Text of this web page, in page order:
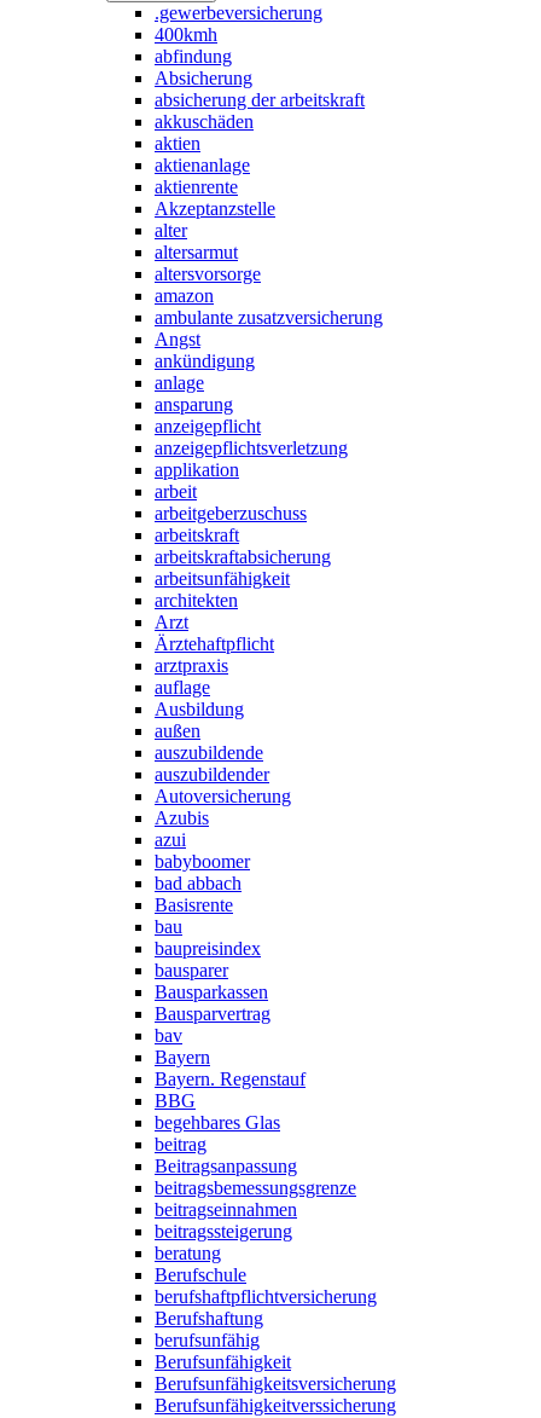
.gewerbeversicherung
400kmh
abfindung
Absicherung
absicherung der arbeitskraft
akkuschäden
aktien
aktienanlage
aktienrente
Akzeptanzstelle
alter
altersarmut
altersvorsorge
amazon
ambulante zusatzversicherung
Angst
ankündigung
anlage
ansparung
anzeigepflicht
anzeigepflichtsverletzung
applikation
arbeit
arbeitgeberzuschuss
arbeitskraft
arbeitskraftabsicherung
arbeitsunfähigkeit
architekten
Arzt
Ärztehaftpflicht
arztpraxis
auflage
Ausbildung
außen
auszubildende
auszubildender
Autoversicherung
Azubis
azui
babyboomer
bad abbach
Basisrente
bau
baupreisindex
bausparer
Bausparkassen
Bausparvertrag
bav
Bayern
Bayern. Regenstauf
BBG
begehbares Glas
beitrag
Beitragsanpassung
beitragsbemessungsgrenze
beitragseinnahmen
beitragssteigerung
beratung
Berufschule
berufshaftpflichtversicherung
Berufshaftung
berufsunfähig
Berufsunfähigkeit
Berufsunfähigkeitsversicherung
Berufsunfähigkeitverssicherung